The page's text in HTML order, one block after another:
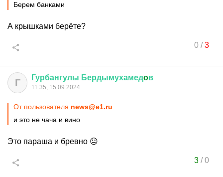
Берем банками
А крышками берёте?
0/3
Г Гурбангулы Бердымухамедoв
11:35, 15.09.2024
От пользователя news@e1.ru
и это не чача и вино
Это параша и бревно 😐
3/0